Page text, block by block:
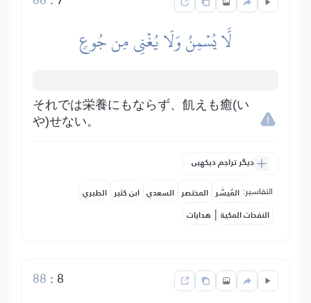
لَّا يُسۡمِنُ وَلَا يُغۡنِي مِن جُوعٖ
それでは栄養にもならず、飢えも癒(い
や)せない。
دیگر تراجم دیکھیں
التفاسير: المُيسَّر المختصر السعدي ابن كثير الطبري
النفحات المكية | هدايات
8
:
88